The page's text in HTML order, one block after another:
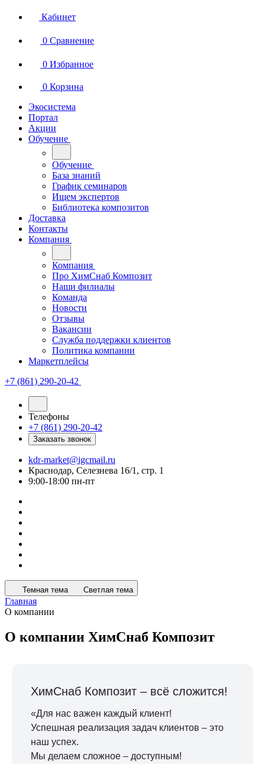
Кабинет
0 Сравнение
0 Избранное
0 Корзина
Экосистема
Портал
Акции
Обучение
Обучение
База знаний
График семинаров
Ищем экспертов
Библиотека композитов
Доставка
Контакты
Компания
Компания
Про ХимСнаб Композит
Наши филиалы
Команда
Новости
Отзывы
Вакансии
Служба поддержки клиентов
Политика компании
Маркетплейсы
+7 (861) 290-20-42
Телефоны
+7 (861) 290-20-42
Заказать звонок
kdr-market@igcmail.ru
Краснодар, Селезнева 16/1, стр. 1
9:00-18:00 пн-пт
Темная тема Светлая тема
Главная
О компании
О компании ХимСнаб Композит
ХимСнаб Композит – всё сложится!
«Для нас важен каждый клиент!
Успешная реализация задач клиентов – это
наш успех.
Мы делаем сложное – доступным!